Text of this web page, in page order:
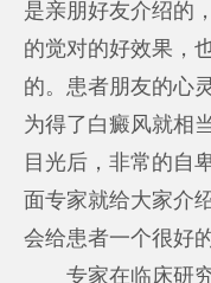
是亲朋好友介绍的
的觉对的好效果，
的。患者朋友的心
为得了白癜风就相
目光后，非常的自
面专家就给大家介
会给患者一个很好
专家在临床研究